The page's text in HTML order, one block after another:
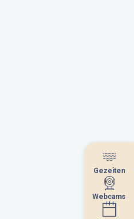
Gezeiten
Webcams